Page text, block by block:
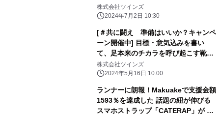
ッチ」先行販売実施中
株式会社ツインズ
2024年7月2日 10:30
[＃共に闘え 準備はいいか？キャンペ
ーン開催中] 目標・意気込みを書い
て、足本来のチカラを呼び起こす靴紐
「MAGIC LACE(マジックレース)」を
ゲットしよう！
株式会社ツインズ
2024年5月16日 10:00
ランナーに朗報！Makuakeで支援金額
1593％を達成した 話題の紐が伸びる
スマホストラップ「CATERAP」が 10